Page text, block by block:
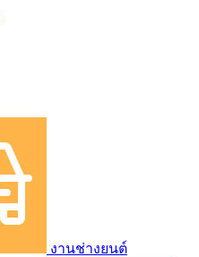
งานช่างยนต์